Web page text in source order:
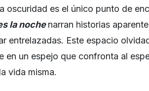
oscuridad es el único punto de
la nochenarran historias
entrelazadas. Este espacio
en un espejo que confronta al
vida misma.